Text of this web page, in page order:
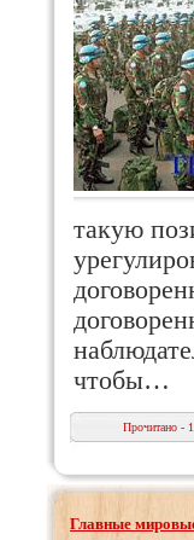
такую
чтобы…
Прочитано -
Главные